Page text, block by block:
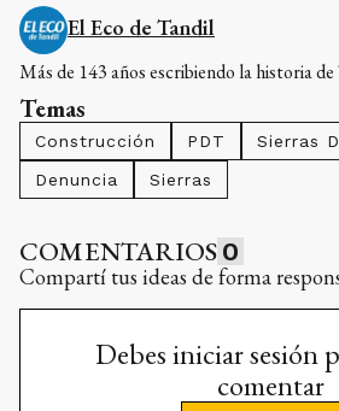
El Eco de Tandil
Más de 143 años escribiendo la historia
Temas
Construcción PDT
Sierras
Denuncia
Sierras
COMENTARIOS 0
Compartí tus ideas de forma
Debes iniciar sesión
comentar